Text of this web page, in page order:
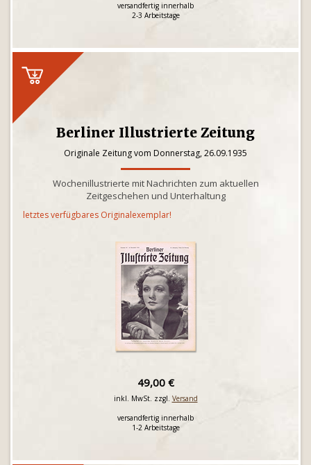
versandfertig innerhalb
2-3 Arbeitstage
Berliner Illustrierte Zeitung
Originale Zeitung vom Donnerstag, 26.09.1935
Wochenillustrierte mit Nachrichten zum aktuellen
Zeitgeschehen und Unterhaltung
letztes verfügbares Originalexemplar!
49,00 €
inkl. MwSt. zzgl. Versand
versandfertig innerhalb
1-2 Arbeitstage